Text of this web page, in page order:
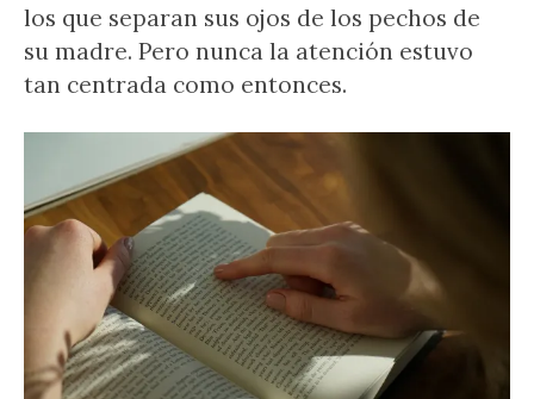
los que separan sus ojos de los pechos de
su madre. Pero nunca la atención estuvo
tan centrada como entonces.